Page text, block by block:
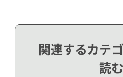
関連するカテ
読む